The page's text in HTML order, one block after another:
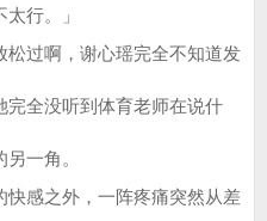
行。」
过啊，谢心瑶完全不知道发
完全没听到体育老师在说什
一角。
感之外，一阵疼痛突然从差